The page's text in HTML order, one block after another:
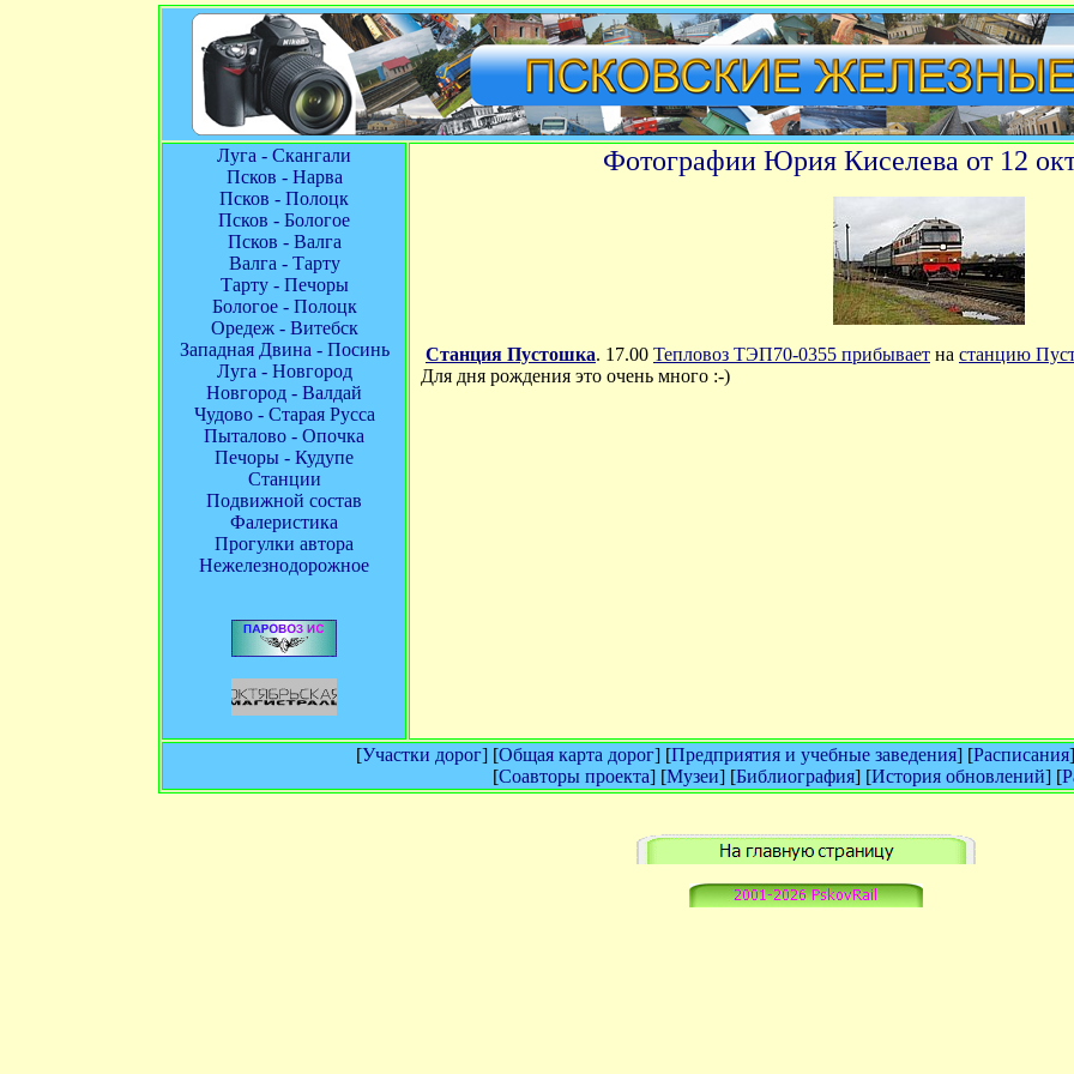
Луга - Скангали
Псков - Нарва
Псков - Полоцк
Псков - Бологое
Псков - Валга
Валга - Тарту
Тарту - Печоры
Бологое - Полоцк
Оредеж - Витебск
Западная Двина - Посинь
Луга - Новгород
Новгород - Валдай
Чудово - Старая Русса
Пыталово - Опочка
Печоры - Кудупе
Станции
Подвижной состав
Фалеристика
Прогулки автора
Нежелезнодорожное
Фотографии Юрия Киселева от 12
Станция Пустошка. 17.00 Тепловоз ТЭП70-0355 прибывает на станцию
Для дня рождения это очень много :-)
[Участки дорог] [Общая карта дорог] [Предприятия и учебные заведения] [Расписания
[Соавторы проекта] [Музеи] [Библиография] [История обновлений] [